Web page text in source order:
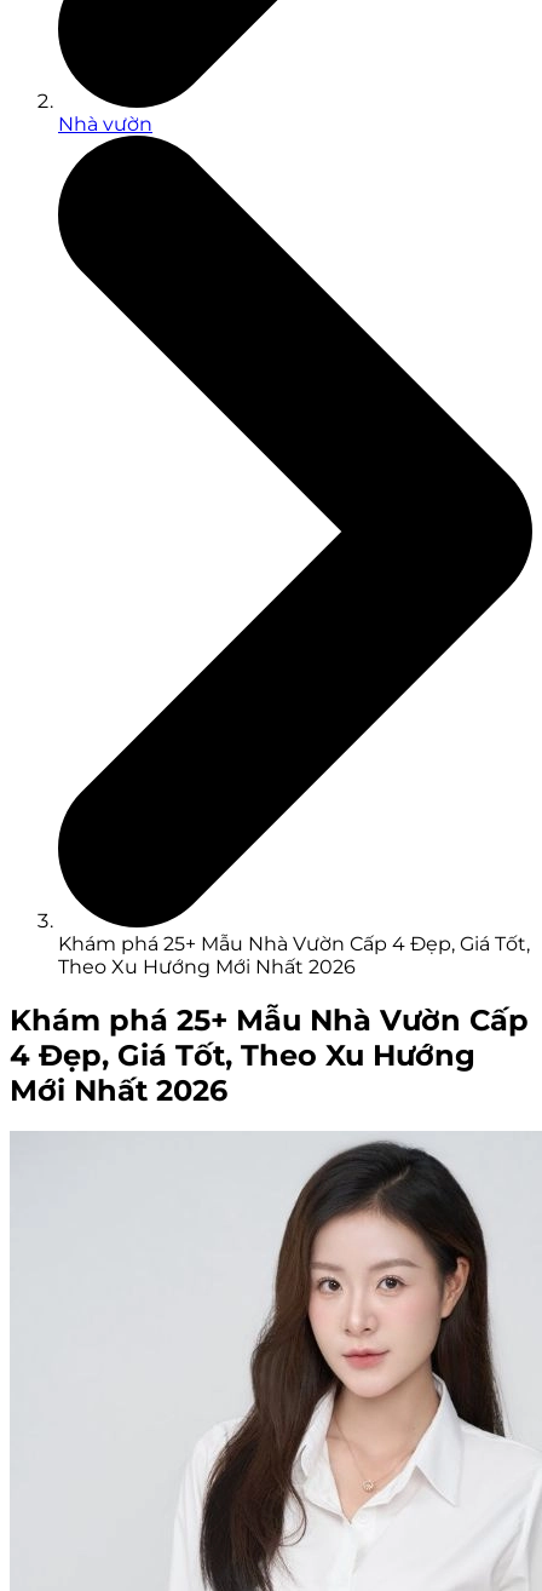
Nhà vườn
Khám phá 25+ Mẫu Nhà Vườn Cấp 4 Đẹp, Giá Tốt,
Theo Xu Hướng Mới Nhất 2026
Khám phá 25+ Mẫu Nhà Vườn Cấp
4 Đẹp, Giá Tốt, Theo Xu Hướng
Mới Nhất 2026